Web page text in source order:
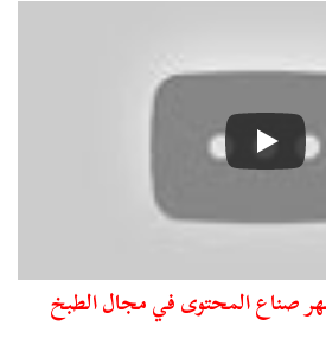
صناع المحتوى في مجال الطبخ